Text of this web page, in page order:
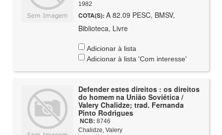
1982
COTA(S): A 82.09 PESC, BMSV,
Biblioteca, Livre
Adicionar à lista
Adicionar à lista 'Com interesse'
Defender estes direitos : os direitos
do homem na União Soviética /
Valery Chalidze; trad. Fernanda
Pinto Rodrigues
NCB: 8746
Chalidze, Valery